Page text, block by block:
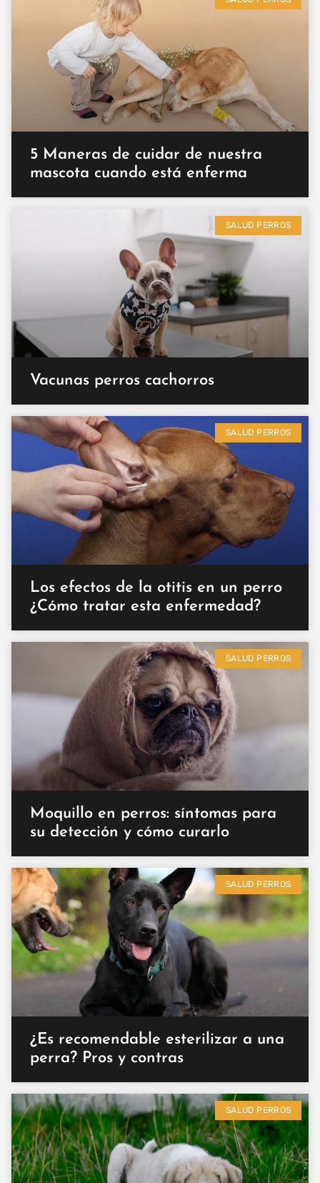
5 Maneras de cuidar de nuestra
mascota cuando está enferma
SALUD PERROS
Vacunas perros cachorros
SALUD PERROS
Los efectos de la otitis en un perro
¿Cómo tratar esta enfermedad?
SALUD PERROS
Moquillo en perros: síntomas para
su detección y cómo curarlo
SALUD PERROS
¿Es recomendable esterilizar a una
perra? Pros y contras
SALUD PERROS